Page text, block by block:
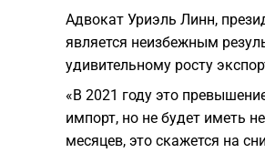
Адвокат Уриэль Линн,
является неизбежным
удивительному росту
«В 2021 году это
импорт, но не будет иметь
месяцев, это скажется на